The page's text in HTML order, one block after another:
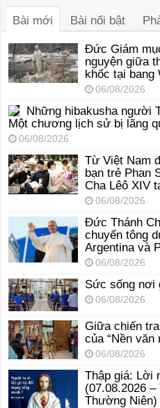
Bài mới
Bài nổi bật
Đức Giám
nguyện giữa
khốc tại bang
06/08/2026
Những hibakusha người
Một chương lịch sử bị lãng
06/08/2026
Từ Việt Nam
bạn trẻ Phan
Cha Lêô XIV
06/08/2026
Đức Thánh
chuyến tông
Argentina và
06/08/2026
Sức sống nơi
06/08/2026
Giữa chiến
của “Nền văn
06/08/2026
Thập giá: Lời
(07.08.2026
Thường Niên)